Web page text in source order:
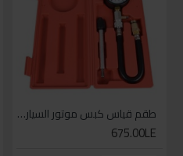
طقم قياس كبس موتور السياره 3 ق
675.00LE